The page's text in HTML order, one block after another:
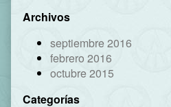
Archivos
septiembre 2016
febrero 2016
octubre 2015
Categorías